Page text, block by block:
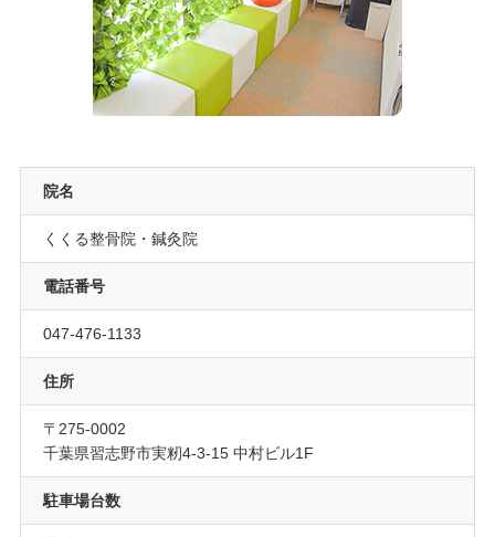
院名
くくる整骨院・鍼灸院
電話番号
047-476-1133
住所
〒275-0002
千葉県習志野市実籾4-3-15 中村ビル1F
駐車場台数